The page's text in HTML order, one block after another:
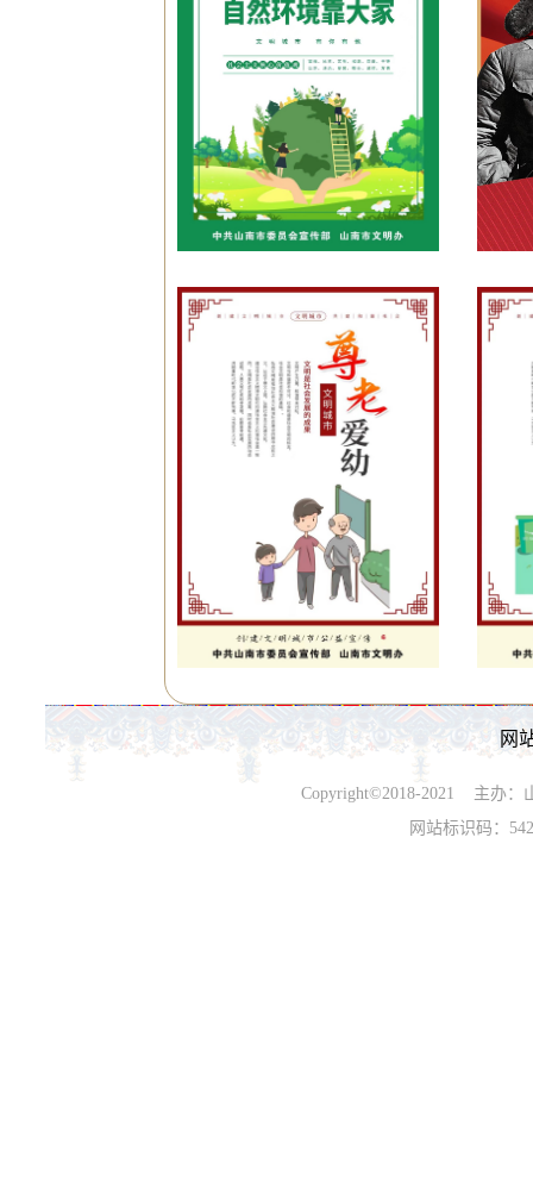
网
Copyright©2018-2021 主办：
网站标识码：